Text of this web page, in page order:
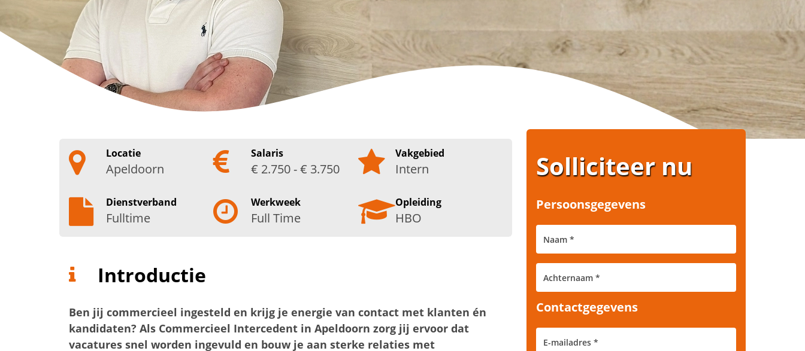
Locatie
Apeldoorn
Salaris
€ 2.750 - € 3.750
Vakgebied
Intern
Dienstverband
Fulltime
Werkweek
Full Time
Opleiding
HBO
Introductie
Ben jij commercieel ingesteld en krijg je energie van contact met klanten én
kandidaten? Als Commercieel Intercedent in Apeldoorn zorg jij ervoor dat
vacatures snel worden ingevuld en bouw je aan sterke relaties met
Solliciteer nu
Persoonsgegevens
Contactgegevens